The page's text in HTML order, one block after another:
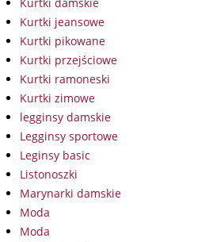
Kurtki jeansowe
Kurtki pikowane
Kurtki przejściowe
Kurtki ramoneski
Kurtki zimowe
legginsy damskie
Legginsy sportowe
Leginsy basic
Listonoszki
Marynarki damskie
Moda
Moda